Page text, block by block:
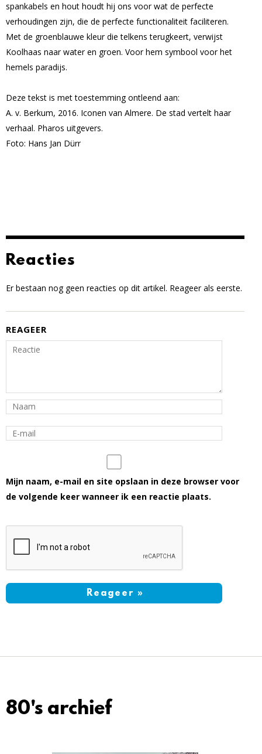
spankabels en hout houdt hij ons voor wat de perfecte
verhoudingen zijn, die de perfecte functionaliteit faciliteren.
Met de groenblauwe kleur die telkens terugkeert, verwijst
Koolhaas naar water en groen. Voor hem symbool voor het
hemels paradijs.
Deze tekst is met toestemming ontleend aan:
A. v. Berkum, 2016. Iconen van Almere. De stad vertelt haar
verhaal. Pharos uitgevers.
Foto: Hans Jan Dürr
Reacties
Er bestaan nog geen reacties op dit artikel. Reageer als eerste.
REAGEER
Mijn naam, e-mail en site opslaan in deze browser voor
de volgende keer wanneer ik een reactie plaats.
80's archief